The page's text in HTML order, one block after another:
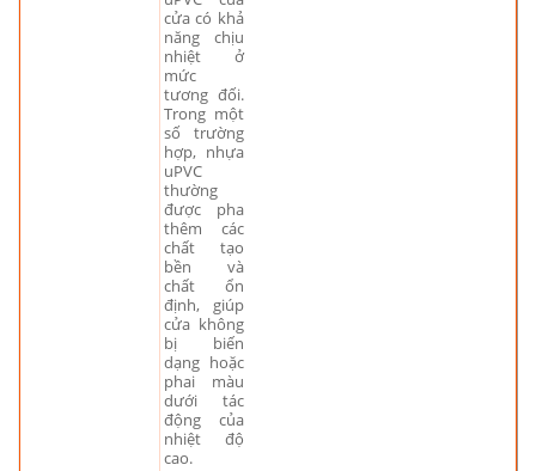
cửa có khả
năng chịu
nhiệt ở
mức
tương đối.
Trong một
số trường
hợp, nhựa
uPVC
thường
được pha
thêm các
chất tạo
bền và
chất ổn
định, giúp
cửa không
bị biến
dạng hoặc
phai màu
dưới tác
động của
nhiệt độ
cao.